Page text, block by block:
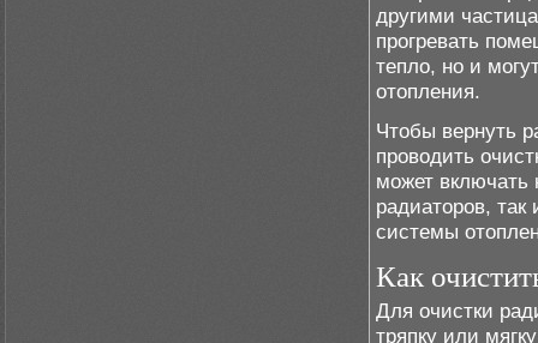
другими
прогревать
тепло, но и
отопления.
Чтобы вернуть
проводить
может включать
радиаторов,
системы
Как
Для очистки
тряпку или